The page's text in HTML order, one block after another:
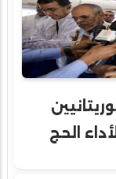
الحج